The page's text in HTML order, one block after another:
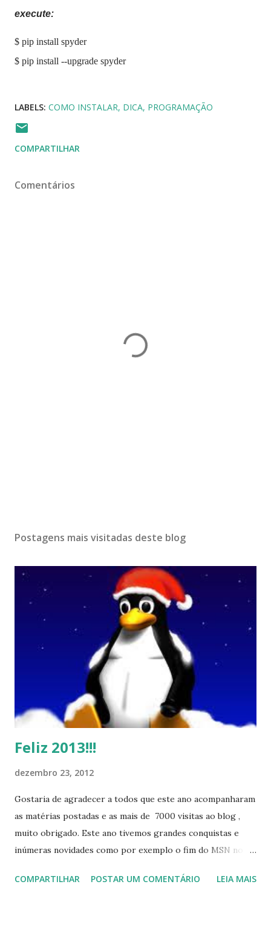
execute:
$ pip install spyder
$ pip install --upgrade spyder
LABELS: COMO INSTALAR DICA PROGRAMAÇÃO
COMPARTILHAR
Comentários
Postagens mais visitadas deste blog
Feliz 2013!!!
dezembro 23, 2012
Gostaria de agradecer a todos que este ano acompanharam
as matérias postadas e as mais de 7000 visitas ao blog ,
muito obrigado. Este ano tivemos grandes conquistas e
inúmeras novidades como por exemplo o fim do MSN no
do Kaiana que será lançada em 2013, distro nacional , a
COMPARTILHAR POSTAR UM COMENTÁRIO LEIA MAIS